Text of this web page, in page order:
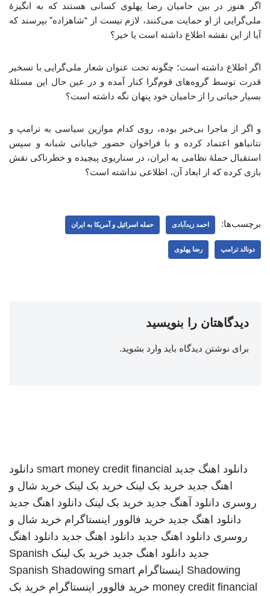
اگر هنوز در بین حامیان رضا پهلوی کسانی هستند که به انگیزهٔ
ملی‌گرایی از او حمایت می‌کنند، لازم نیست از “شاهزاده” بپرسند که
آیا از این نقشه اطلاع داشته است یا خیر؟
اگر اطلاع داشته است‌؛ چگونه تحت عنوان شعار ملی‌گرایی با تسخیر
قدرت توسط گروه‌های قوم‌گرا کنار آمده و در عین حال این مسئلهٔ
بسیار حیاتی را از حامیان خود پنهان نگه داشته است؟
و اگر از ماجرا بی‌خبر بوده، روی کدام موازین سیاسی به ترامپ و
نتانیاهو اعتماد کرده و با فراخوان حضور خیابانی شبانه و سپس
استقبال حملهٔ نظامی به ایران، در سناریوی پیچیده و خطرناکی نقش
بازی کرده که از ابعاد آن، اطلاعی نداشته است؟
برچسب‌ها: احمد زیدآبادی حمله اسرائیل و آمریکا به ایران
دونالد ترامپ رضا پهلوی
دیدگاهتان را بنویسید
برای نوشتن دیدگاه باید وارد بشوید.
دانلود اهنگ جدید smart money credit financial دانلود
اهنگ جدید خرید بک لینک خرید بک لینک خرید شال و
روسری دانلود آهنگ جدید خرید بک لینک دانلود اهنگ جدید
دانلود اهنگ جدید خرید فالوور اینستاگرام خرید شال و
روسری دانلود اهنگ جدید دانلود اهنگ جدید دانلود اهنگ
جدید دانلود اهنگ جدید خرید بک لینک Spanish
Shadowing اینستاگرام Spanish Shadowing smart
money credit financial خرید فالوور اینستاگرام خرید بک